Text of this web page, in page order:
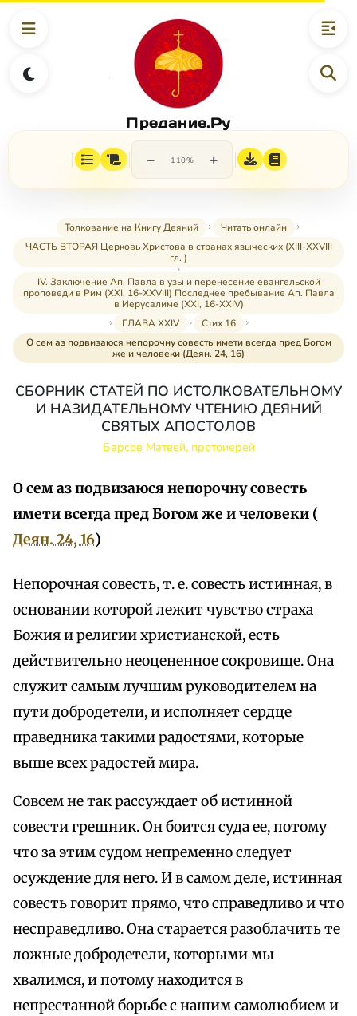
Предание.Ру
− 110% +
Толкование на Книгу Деяний
Читать онлайн
ЧАСТЬ ВТОРАЯ Церковь Христова в странах языческих (XIII-XXVIII
гл. )
IV. Заключение Ап. Павла в узы и перенесение евангельской
проповеди в Рим (XXI, 16-XXVIII) Последнее пребывание Ап. Павла
в Иерусалиме (XXI, 16-XXIV)
ГЛАВА XXIV
Стих 16
О сем аз подвизаюся непорочну совесть имети всегда пред Богом
же и человеки (Деян. 24, 16)
СБОРНИК СТАТЕЙ ПО ИСТОЛКОВАТЕЛЬНОМУ
И НАЗИДАТЕЛЬНОМУ ЧТЕНИЮ ДЕЯНИЙ
СВЯТЫХ АПОСТОЛОВ
Барсов Матвей, протоиерей
О сем аз подвизаюся непорочну совесть
имети всегда пред Богом же и человеки (
Деян. 24, 16)
Непорочная совесть, т. е. совесть истинная, в
основании которой лежит чувство страха
Божия и религии христианской, есть
действительно неоцененное сокровище. Она
служит самым лучшим руководителем на
пути добродетели, и исполняет сердце
праведника такими радостями, которые
выше всех радостей мира.
Совсем не так рассуждает об истинной
совести грешник. Он боится суда ее, потому
что за этим судом непременно следует
осуждение для него. И в самом деле, истинная
совесть говорит прямо, что справедливо и что
несправедливо. Она старается разоблачить те
ложные добродетели, которыми мы
хвалимся, и потому находится в
непрестанной борьбе с нашим самолюбием и